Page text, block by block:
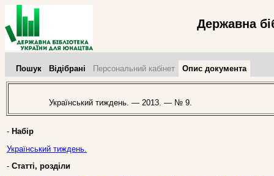
Державна
Пошук Відібрані Персональний кабінет Опис документа
Український тиждень. — 2013. — № 9.
- Набір
Український тиждень.
- Статті, розділи